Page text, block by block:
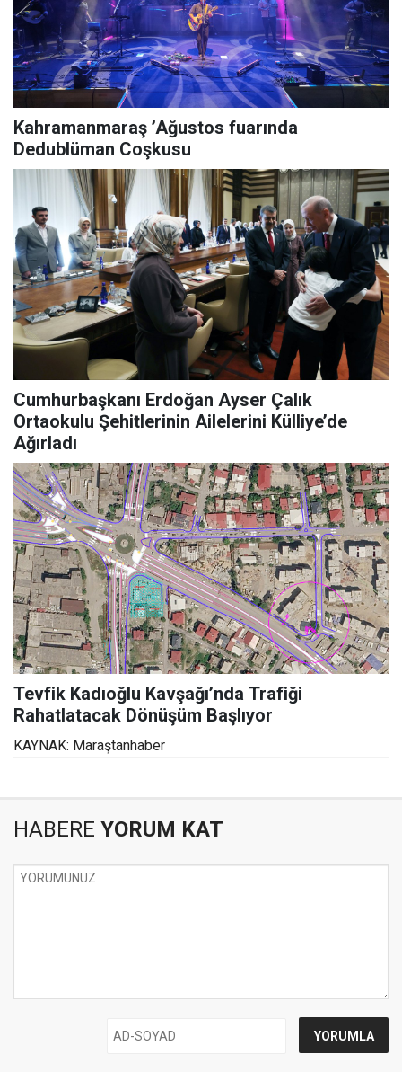
Kahramanmaraş ’Ağustos fuarında
Dedublüman Coşkusu
Cumhurbaşkanı Erdoğan Ayser Çalık
Ortaokulu Şehitlerinin Ailelerini Külliye’de
Ağırladı
Tevfik Kadıoğlu Kavşağı’nda Trafiği
Rahatlatacak Dönüşüm Başlıyor
KAYNAK: Maraştanhaber
HABERE YORUM KAT